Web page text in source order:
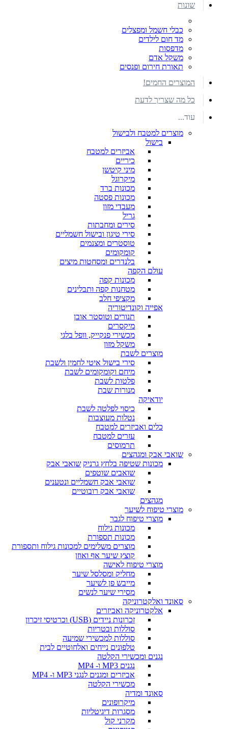
שונות
כבלי חשמל ומפצלים
מד חום לילדים
מדפסות
משקל אדם
תאורת חירום ופנסים
המוצרים החמים!
כל מה שצריך לדעת
עוד...
מוצרים למטבח ולבישול
בישול
אביזרים למטבח
כיריים
מיני קיטשן
מיקרוגל
מכונות ברד
מכונות פסטה
מעבדי מזון
גריל
סירים ומחבתות
סירי טיגון ובישול חשמליים
טוסטרים ומצנמים
קומקומים
בלנדרים ומסחטות מיצים
עולם הקפה
מכונות קפה
מטחנות קפה ותבלינים
מקציפי חלב
אפייה וקונדיטוריה
תנורים וטוסטר אובן
מיקסרים
מכשירי פנקייק, וופל בלגי
משקל מזון
מוצרים לשבת
סירי בישול איטי לחמין ולשבת
מיחם וקומקומים לשבת
פלטות לשבת
מנורות שבת
יודאיקה
כיסוי לפלטה לשבת
נטלות מעוצבות
כלים ואביזרים למטבח
עזרים למטבח
תרמוסים
שואבי אבק ומגהצים
מכונות שטיפה בלחץ גרניק שואבי אבק
שואבים שוטפים
שואבי אבק חשמליים ונטענים
שואבי אבק רובוטיים
מגהצים
מוצרי טיפוח לשיער
מוצרי טיפוח לגבר
מכונות גילוח
מכונות תספורת
מוצרים משלימים למכונות גילוח ותספורת
קוצץ שיער אף ואוזן
מוצרי טיפוח לאישה
מחליק ומסלסל שיער
מייבש פן לשיער
מסירי שיער לנשים
סאונד ואלקטרוניקה
אלקטרוניקה ואביזרים
זכרונות ניידים (USB) וכרטיסי זיכרון
סוללות ובטריות
סוללות למכשירי שמיעה
טלפונים נייחים ואלחוטיים לבית
נגנים ומכשירי הקלטה
נגנים MP3 ו- MP4
אביזרים ומגנים לנגני MP3 ו- MP4
מכשירי הקלטה
סאונד ומדיה
מיקרופונים
מסגרות דיגיטליות
מקרני קול